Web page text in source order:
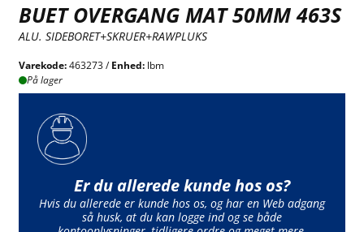
BUET OVERGANG MAT 50MM 463S
ALU. SIDEBORET+SKRUER+RAWPLUKS
Varekode:463273 /Enhed: lbm
På lager
Er du allerede kunde hos os?
Hvis du allerede er kunde hos os, og har en Web adgang
så husk, at du kan logge ind og se både